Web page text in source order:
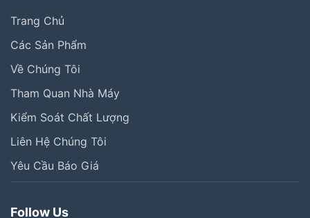
Trang Chủ
Các Sản Phẩm
Về Chúng Tôi
Tham Quan Nhà Máy
Kiểm Soát Chất Lượng
Liên Hệ Chúng Tôi
Yêu Cầu Báo Giá
Follow Us